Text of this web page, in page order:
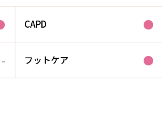
CAPD ●
- フットケア ●